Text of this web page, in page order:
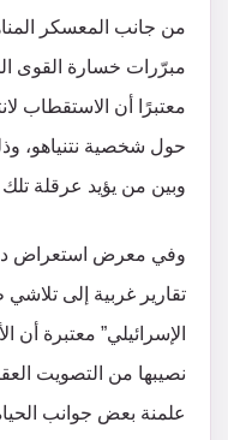
من جانب المعسكر
مبرّرات خسارة القوى
معتبرًا أن الاستقطاب
حول شخصية نتنياهو،
وبين من يؤيد عرقلة تلك
وفي معرض استعراض
تقارير غربية إلى
الإسرائيلي” معتبرة أن
نصيبها من التصويت
علمنة بعض جوانب